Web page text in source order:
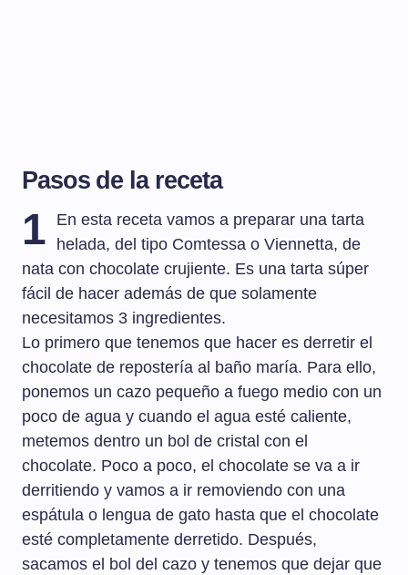
Pasos de la receta
1
En esta receta vamos a preparar una tarta
helada, del tipo Comtessa o Viennetta, de
nata con chocolate crujiente. Es una tarta súper
fácil de hacer además de que solamente
necesitamos 3 ingredientes.
Lo primero que tenemos que hacer es derretir el
chocolate de repostería al baño maría. Para ello,
ponemos un cazo pequeño a fuego medio con un
poco de agua y cuando el agua esté caliente,
metemos dentro un bol de cristal con el
chocolate. Poco a poco, el chocolate se va a ir
derritiendo y vamos a ir removiendo con una
espátula o lengua de gato hasta que el chocolate
esté completamente derretido. Después,
sacamos el bol del cazo y tenemos que dejar que